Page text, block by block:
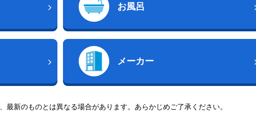
お風呂
メーカー
新のものとは異なる場合があります。あらかじめご了承ください。